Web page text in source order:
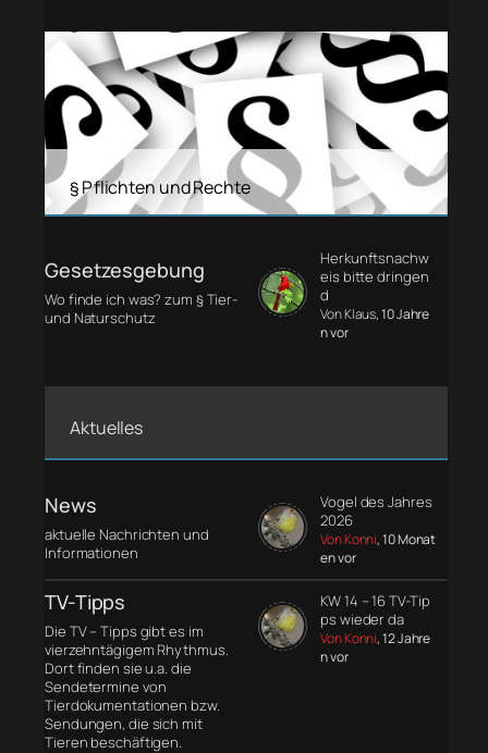
§ Pflichten und Rechte
Gesetzesgebung
Wo finde ich was? zum § Tier-
und Naturschutz
Herkunftsnachw
eis bitte dringen
d
Von Klaus, 10 Jahre
n vor
Aktuelles
News
aktuelle Nachrichten und
Informationen
Vogel des Jahres
2026
Von Konni, 10 Monat
en vor
TV-Tipps
Die TV – Tipps gibt es im
vierzehntägigem Rhythmus.
Dort finden sie u.a. die
Sendetermine von
Tierdokumentationen bzw.
Sendungen, die sich mit
Tieren beschäftigen.
KW 14 – 16 TV-Tip
ps wieder da
Von Konni, 12 Jahre
n vor